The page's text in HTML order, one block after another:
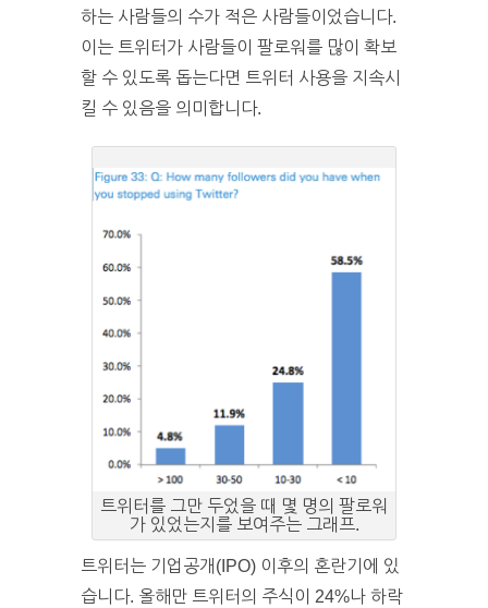
하는 사람들의 수가 적은 사람들이었습니다.
이는 트위터가 사람들이 팔로워를 많이 확보
할 수 있도록 돕는다면 트위터 사용을 지속시
킬 수 있음을 의미합니다.
트위터를 그만 두었을 때 몇 명의 팔로워
가 있었는지를 보여주는 그래프.
트위터는 기업공개(IPO) 이후의 혼란기에 있
습니다. 올해만 트위터의 주식이 24%나 하락